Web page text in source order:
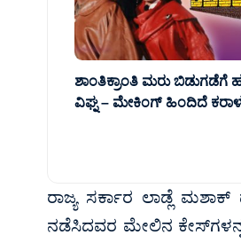
ಶಾಂತಿಕ್ರಾಂತಿ ಮರು ಬಿಡುಗಡೆಗೆ
ವಿಘ್ನ – ಮೇಕಿಂಗ್ ಹಿಂದಿದೆ
ರಾಜ್ಯ ಸರ್ಕಾರ ಲಾಡ್ಲೆ
ನಡೆಸಿದವರ ಮೇಲಿನ